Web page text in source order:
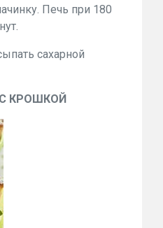
Печь при 180
саxарной
КРОШКОЙ